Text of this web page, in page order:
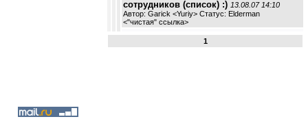
сотрудников (список) :) 13.08.07 14:10
Автор: Garick <Yuriy> Статус: Elderman
<"чистая" ссылка>
1